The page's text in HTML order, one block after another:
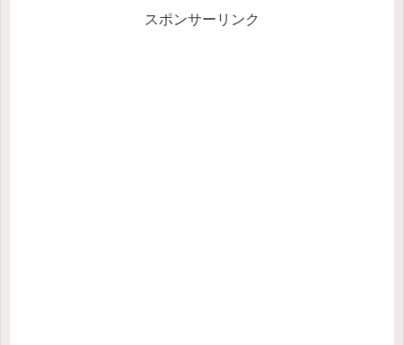
スポンサーリンク